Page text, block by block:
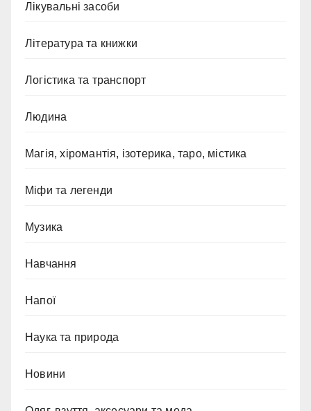
Лікувальні засоби
Література та книжки
Логістика та транспорт
Людина
Магія, хіромантія, ізотерика, таро, містика
Міфи та легенди
Музика
Навчання
Напої
Наука та природа
Новини